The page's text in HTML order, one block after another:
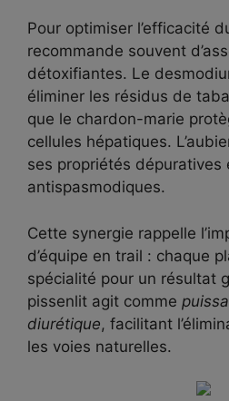
Pour optimiser l’efficacité
recommande souvent
détoxifiantes. Le
éliminer les résidus de
que le chardon-marie
cellules hépatiques.
ses propriétés dépuratives
antispasmodiques.
Cette synergie rappelle
d’équipe en trail : chaque
spécialité pour un résultat
pissenlit agit comme
diurétique, facilitant
les voies naturelles.